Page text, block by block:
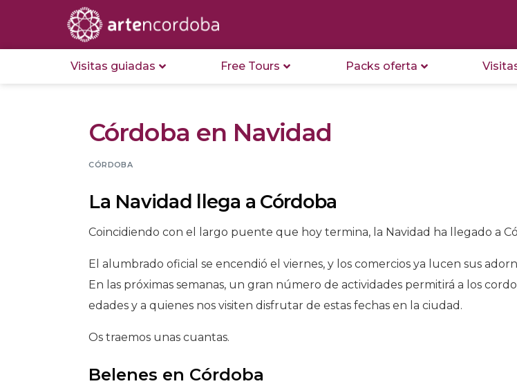
Visitas guiadas Free Tours Packs oferta
Córdoba en Navidad
CÓRDOBA
La Navidad llega a Córdoba
Coincidiendo con el largo puente que hoy termina, la Navidad ha llegado a
El alumbrado oficial se encendió el viernes, y los comercios ya lucen sus
En las próximas semanas, un gran número de actividades permitirá a los
edades y a quienes nos visiten disfrutar de estas fechas en la ciudad.
Os traemos unas cuantas.
Belenes en Córdoba